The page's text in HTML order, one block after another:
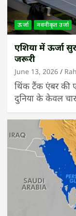
ऊर्जा नवनीकृत उर्जा
एशिया में ऊर्जा
जरूरी
June 13, 2026
थिंक टैंक एंबर की
दुनिया के केवल